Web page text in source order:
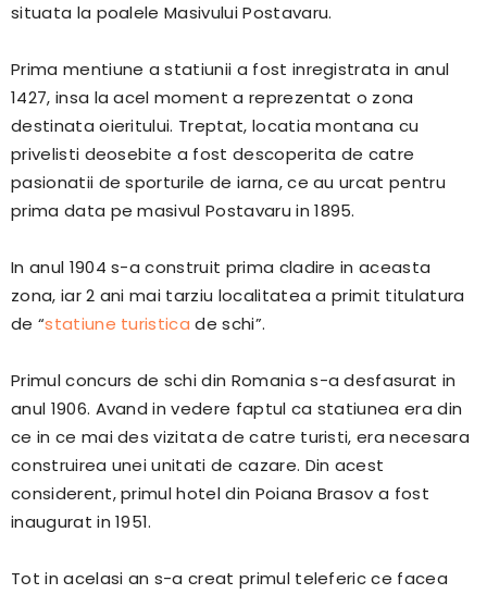
situata la poalele Masivului Postavaru.
Prima mentiune a statiunii a fost inregistrata in anul
1427, insa la acel moment a reprezentat o zona
destinata oieritului. Treptat, locatia montana cu
privelisti deosebite a fost descoperita de catre
pasionatii de sporturile de iarna, ce au urcat pentru
prima data pe masivul Postavaru in 1895.
In anul 1904 s-a construit prima cladire in aceasta
zona, iar 2 ani mai tarziu localitatea a primit titulatura
de “statiune turistica de schi”.
Primul concurs de schi din Romania s-a desfasurat in
anul 1906. Avand in vedere faptul ca statiunea era din
ce in ce mai des vizitata de catre turisti, era necesara
construirea unei unitati de cazare. Din acest
considerent, primul hotel din Poiana Brasov a fost
inaugurat in 1951.
Tot in acelasi an s-a creat primul teleferic ce facea